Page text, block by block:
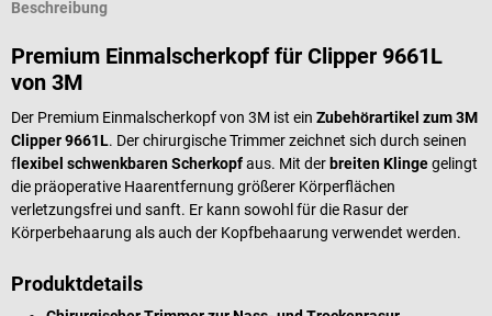
Beschreibung
Premium Einmalscherkopf für Clipper 9661L
von 3M
Der Premium Einmalscherkopf von 3M ist ein Zubehörartikel zum 3M
Clipper 9661L. Der chirurgische Trimmer zeichnet sich durch seinen
f lexibel schwenkbaren Scherkopfaus. Mit der breiten Klingegelingt
die präoperative Haarentfernung größerer Körperflächen
verletzungsfrei und sanft. Er kann sowohl für die Rasur der
Körperbehaarung als auch der Kopfbehaarung verwendet werden.
Produktdetails